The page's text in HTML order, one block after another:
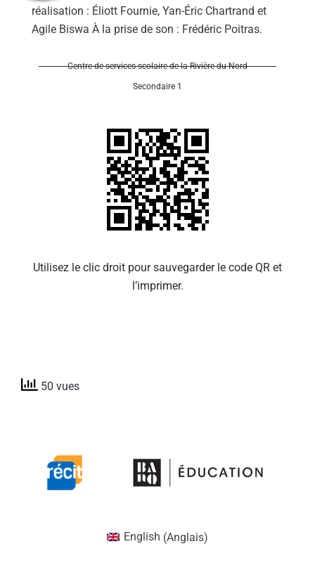
réalisation : Éliott Fournie, Yan-Éric Chartrand et
Agile Biswa À la prise de son : Frédéric Poitras.
Centre de services scolaire de la Rivière-du-Nord
Secondaire 1
Utilisez le clic droit pour sauvegarder le code QR et
l’imprimer.
50 vues
English (Anglais)